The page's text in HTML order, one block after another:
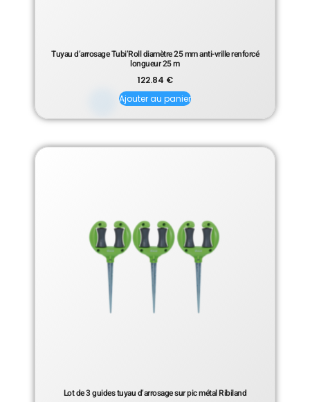
Tuyau d’arrosage Tubi’Roll diamètre 25 mm anti-vrille renforcé
longueur 25 m
122.84 €
Ajouter au panier
Lot de 3 guides tuyau d’arrosage sur pic métal Ribiland